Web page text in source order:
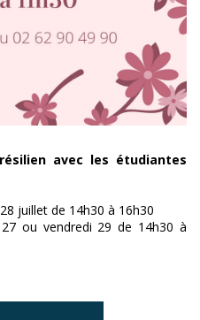
avec les étudiantes
juillet de 14h30 à 16h30
ou vendredi 29 de 14h30 à